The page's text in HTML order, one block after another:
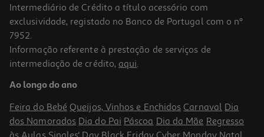
Arca Congeladora Horizontal Junex Chj 220 N24 Branco B 220l
399.99 €/un
399,99 €
Intermediário de Crédito a título acessório com
exclusividade, registado no Banco de Portugal com o nº
7952.
Informação referente à prestação de serviços de
intermediação de crédito, aqui.
Ao longo do ano
Feira do Bebé Queijos, Vinhos e Enchidos Carnaval Dia
dos Namorados Dia do Pai Páscoa Dia da Mãe Regresso